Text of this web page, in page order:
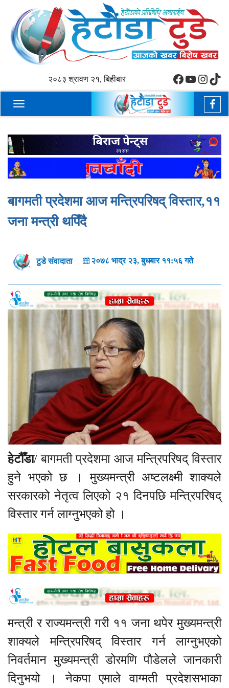
२०८३ श्रावण २१, बिहीबार Facebook
YouTube
Insta
Toggle
navigation
बागमती प्रदेशमा आज मन्त्रिपरिषद् विस्तार,११
जना मन्त्री थपिँदै
टुडे संवादाता २०७८ भाद्र २३, बुधबार ११:५६ गते
हेटौँडा/ बागमती प्रदेशमा आज मन्त्रिपरिषद् विस्तार
हुने भएको छ । मुख्यमन्त्री अष्टलक्ष्मी शाक्यले
सरकारको नेतृत्व लिएको २१ दिनपछि मन्त्रिपरिषद्
विस्तार गर्न लाग्नुभएको हो ।
मन्त्री र राज्यमन्त्री गरी ११ जना थपेर मुख्यमन्त्री
शाक्यले मन्त्रिपरिषद् विस्तार गर्न लाग्नुभएको
निवर्तमान मुख्यमन्त्री डोरमणि पौडेलले जानकारी
दिनुभयो । नेकपा एमाले वाग्मती प्रदेशसभाका